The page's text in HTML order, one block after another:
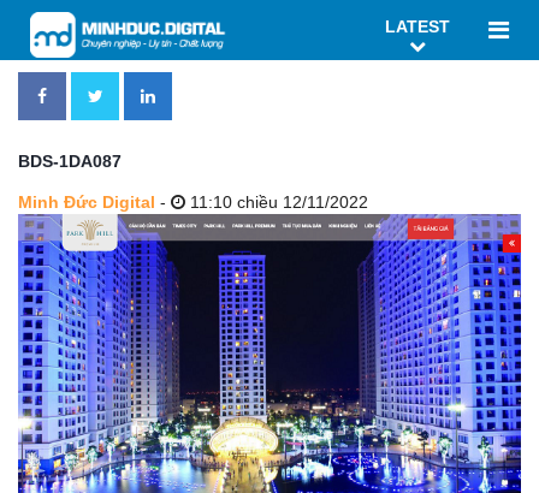
LATEST
BDS-1DA087
Minh Đức Digital - 11:10 chiều 12/11/2022